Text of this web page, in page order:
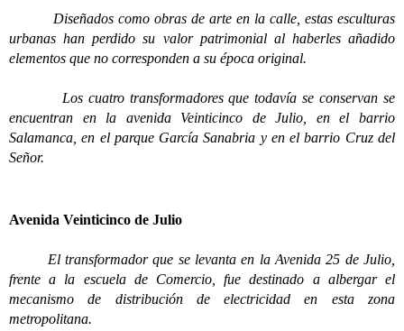
Diseñados como obras de arte en la calle, estas esculturas
urbanas han perdido su valor patrimonial al haberles añadido
elementos que no corresponden a su época original.
Los cuatro transformadores que todavía se conservan se
encuentran en la avenida Veinticinco de Julio, en el barrio
Salamanca, en el parque García Sanabria y en el barrio Cruz del
Señor.
Avenida Veinticinco de Julio
El transformador que se levanta en la Avenida 25 de Julio,
frente a la escuela de Comercio, fue destinado a albergar el
mecanismo de distribución de electricidad en esta zona
metropolitana.